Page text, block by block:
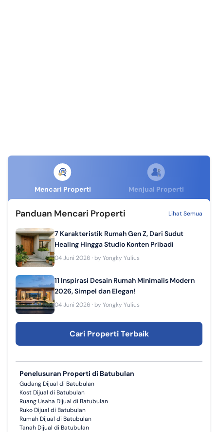
Mencari Properti Menjual Properti
Panduan Mencari Properti Lihat Semua
7 Karakteristik Rumah Gen Z, Dari Sudut
Healing Hingga Studio Konten Pribadi
04 Juni 2026 · by Yongky Yulius
11 Inspirasi Desain Rumah Minimalis Modern
2026, Simpel dan Elegan!
04 Juni 2026 · by Yongky Yulius
Cari Properti Terbaik
Penelusuran Properti di Batubulan
Gudang Dijual di Batubulan
Kost Dijual di Batubulan
Ruang Usaha Dijual di Batubulan
Ruko Dijual di Batubulan
Rumah Dijual di Batubulan
Tanah Dijual di Batubulan